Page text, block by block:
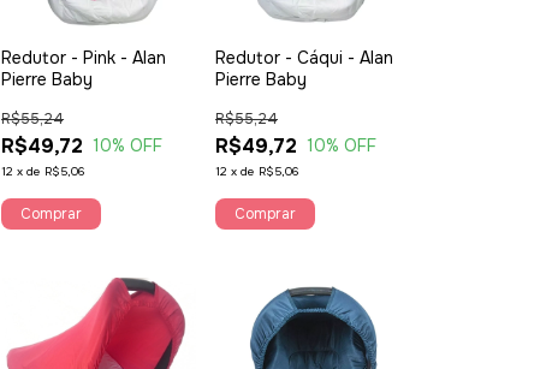
Redutor - Pink - Alan
Pierre Baby
R$49,72
R$55,24
10% OFF
12 xde R$5,06
Redutor - Cáqui - Alan
Pierre Baby
R$49,72
R$55,24
10% OFF
12 xde R$5,06